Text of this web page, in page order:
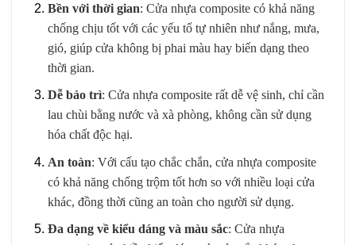
Bền với thời gian: Cửa nhựa composite có khả năng
chống chịu tốt với các yếu tố tự nhiên như nắng, mưa,
gió, giúp cửa không bị phai màu hay biến dạng theo
thời gian.
Dễ bảo trì: Cửa nhựa composite rất dễ vệ sinh, chỉ cần
lau chùi bằng nước và xà phòng, không cần sử dụng
hóa chất độc hại.
An toàn: Với cấu tạo chắc chắn, cửa nhựa composite
có khả năng chống trộm tốt hơn so với nhiều loại cửa
khác, đồng thời cũng an toàn cho người sử dụng.
Đa dạng về kiểu dáng và màu sắc: Cửa nhựa